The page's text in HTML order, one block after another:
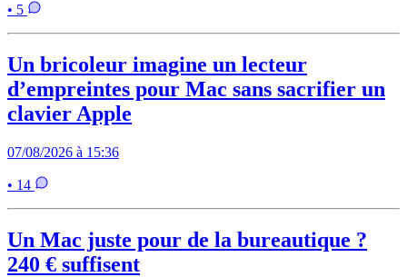
• 5
Un bricoleur imagine un lecteur
d’empreintes pour Mac sans sacrifier un
clavier Apple
07/08/2026 à 15:36
• 14
Un Mac juste pour de la bureautique ?
240 € suffisent